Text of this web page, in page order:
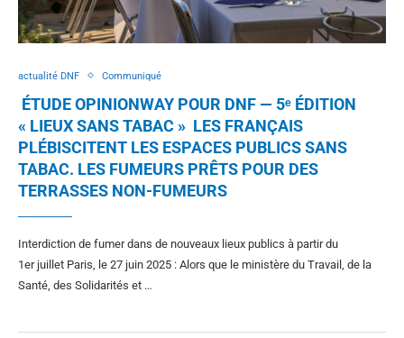
actualité DNF Communiqué
ÉTUDE OPINIONWAY POUR DNF — 5ᵉ ÉDITION
« LIEUX SANS TABAC » LES FRANÇAIS
PLÉBISCITENT LES ESPACES PUBLICS SANS
TABAC. LES FUMEURS PRÊTS POUR DES
TERRASSES NON-FUMEURS
Interdiction de fumer dans de nouveaux lieux publics à partir du
1er juillet Paris, le 27 juin 2025 : Alors que le ministère du Travail, de la
Santé, des Solidarités et …